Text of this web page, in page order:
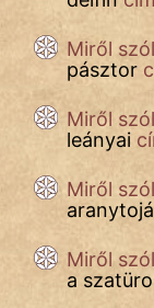
vörös ördög
nagyöreg
NapHold
Név nélkül
pszichopati
szegény
Miről szól
pásztor
Miről szól
leányai
Miről szól
Miről szól
a